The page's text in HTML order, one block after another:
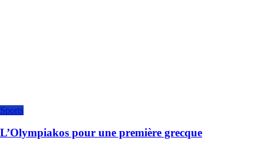
Sports
L’Olympiakos pour une première grecque